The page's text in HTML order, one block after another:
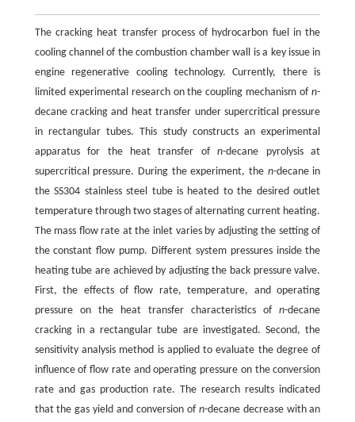
The cracking heat transfer process of hydrocarbon fuel in the
cooling channel of the combustion chamber wall is a key issue in
engine regenerative cooling technology. Currently, there is
limited experimental research on the coupling mechanism ofn-
decane cracking and heat transfer under supercritical pressure
in rectangular tubes. This study constructs an experimental
apparatus for the heat transfer ofn-decane pyrolysis at
supercritical pressure. During the experiment, the n-decane in
the SS304 stainless steel tube is heated to the desired outlet
temperature through two stages of alternating current heating.
The mass flow rate at the inlet varies by adjusting the setting of
the constant flow pump. Different system pressures inside the
heating tube are achieved by adjusting the back pressure valve.
First, the effects of flow rate, temperature, and operating
pressure on the heat transfer characteristics ofn-decane
cracking in a rectangular tube are investigated. Second, the
sensitivity analysis method is applied to evaluate the degree of
influence of flow rate and operating pressure on the conversion
rate and gas production rate. The research results indicated
that the gas yield and conversion of n-decane decrease with an